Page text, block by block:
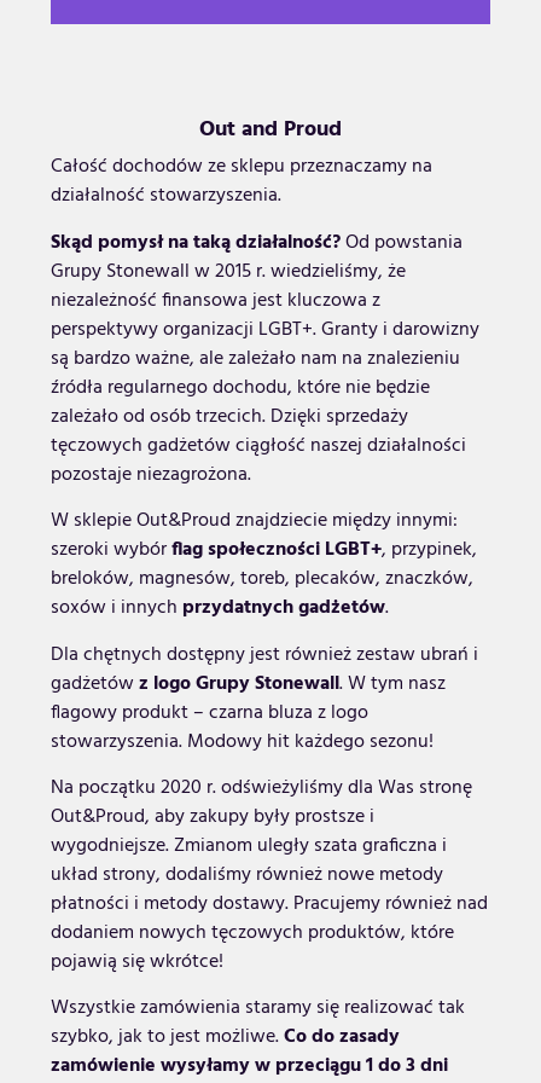
Out and Proud
Całość dochodów ze sklepu przeznaczamy na
działalność stowarzyszenia.
Skąd pomysł na taką działalność?Od powstania
Grupy Stonewall w 2015 r. wiedzieliśmy, że
niezależność finansowa jest kluczowa z
perspektywy organizacji LGBT+. Granty i darowizny
są bardzo ważne, ale zależało nam na znalezieniu
źródła regularnego dochodu, które nie będzie
zależało od osób trzecich. Dzięki sprzedaży
tęczowych gadżetów ciągłość naszej działalności
pozostaje niezagrożona.
W sklepie Out&Proud znajdziecie między innymi:
szeroki wybórflag społeczności LGBT+, przypinek,
breloków, magnesów, toreb, plecaków, znaczków,
soxów i innych przydatnych gadżetów.
Dla chętnych dostępny jest również zestaw ubrań i
gadżetówz logo Grupy Stonewall. W tym nasz
flagowy produkt – czarna bluza z logo
stowarzyszenia. Modowy hit każdego sezonu!
Na początku 2020 r. odświeżyliśmy dla Was stronę
Out&Proud, aby zakupy były prostsze i
wygodniejsze. Zmianom uległy szata graficzna i
układ strony, dodaliśmy również nowe metody
płatności i metody dostawy. Pracujemy również nad
dodaniem nowych tęczowych produktów, które
pojawią się wkrótce!
Wszystkie zamówienia staramy się realizować tak
szybko, jak to jest możliwe.Co do zasady
zamówienie wysyłamy w przeciągu 1 do 3 dni